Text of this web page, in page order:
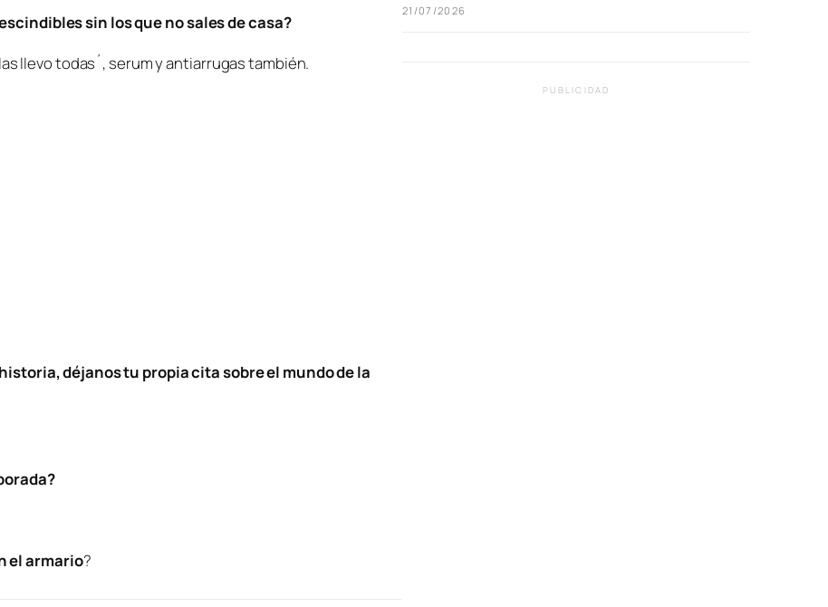
sin los que no sales de casa?
llevo todas´, serum y antiarrugas también.
déjanos tu propia cita sobre el mundo de la
el armario?
21/07/2026
PUBLICIDAD